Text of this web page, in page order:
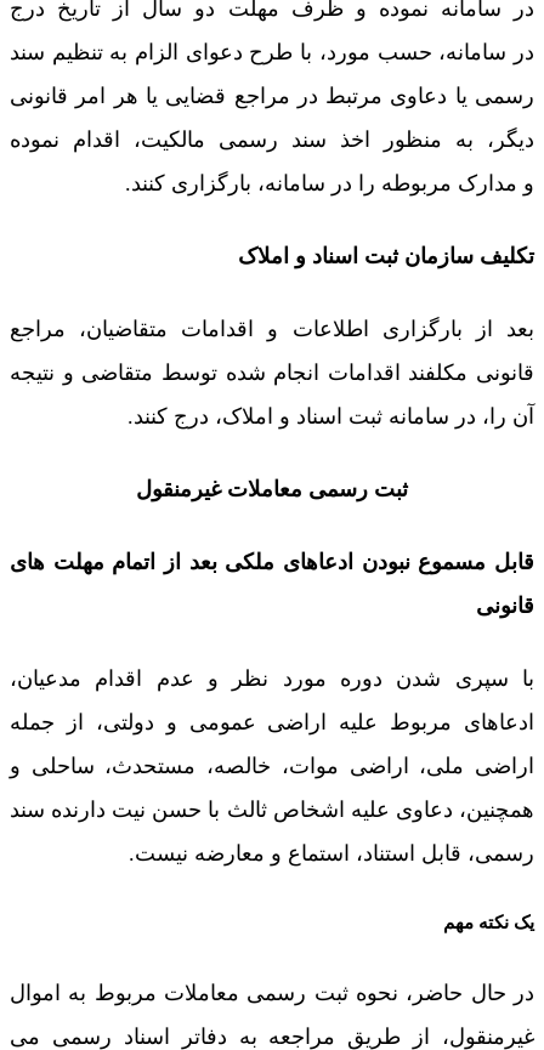
در سامانه نموده و ظرف مهلت دو سال از تاریخ درج
در سامانه، حسب مورد، با طرح دعوای الزام به تنظیم سند
رسمی یا دعاوی مرتبط در مراجع قضایی یا هر امر قانونی
دیگر، به منظور اخذ سند رسمی مالکیت، اقدام نموده
و مدارک مربوطه را در سامانه، بارگزاری کنند.
تکلیف سازمان ثبت اسناد و املاک
بعد از بارگزاری اطلاعات و اقدامات متقاضیان، مراجع
قانونی مکلفند اقدامات انجام شده توسط متقاضی و نتیجه
آن را، در سامانه ثبت اسناد و املاک، درج کنند.
ثبت رسمی معاملات غیرمنقول
قابل مسموع نبودن ادعاهای ملکی بعد از اتمام مهلت های
قانونی
با سپری شدن دوره مورد نظر و عدم اقدام مدعیان،
ادعاهای مربوط علیه اراضی عمومی و دولتی، از جمله
اراضی ملی، اراضی موات، خالصه، مستحدث، ساحلی و
همچنین، دعاوی علیه اشخاص ثالث با حسن نیت دارنده سند
رسمی، قابل استناد، استماع و معارضه نیست.
یک نکته مهم
در حال حاضر، نحوه ثبت رسمی معاملات مربوط به اموال
غیرمنقول، از طریق مراجعه به دفاتر اسناد رسمی می